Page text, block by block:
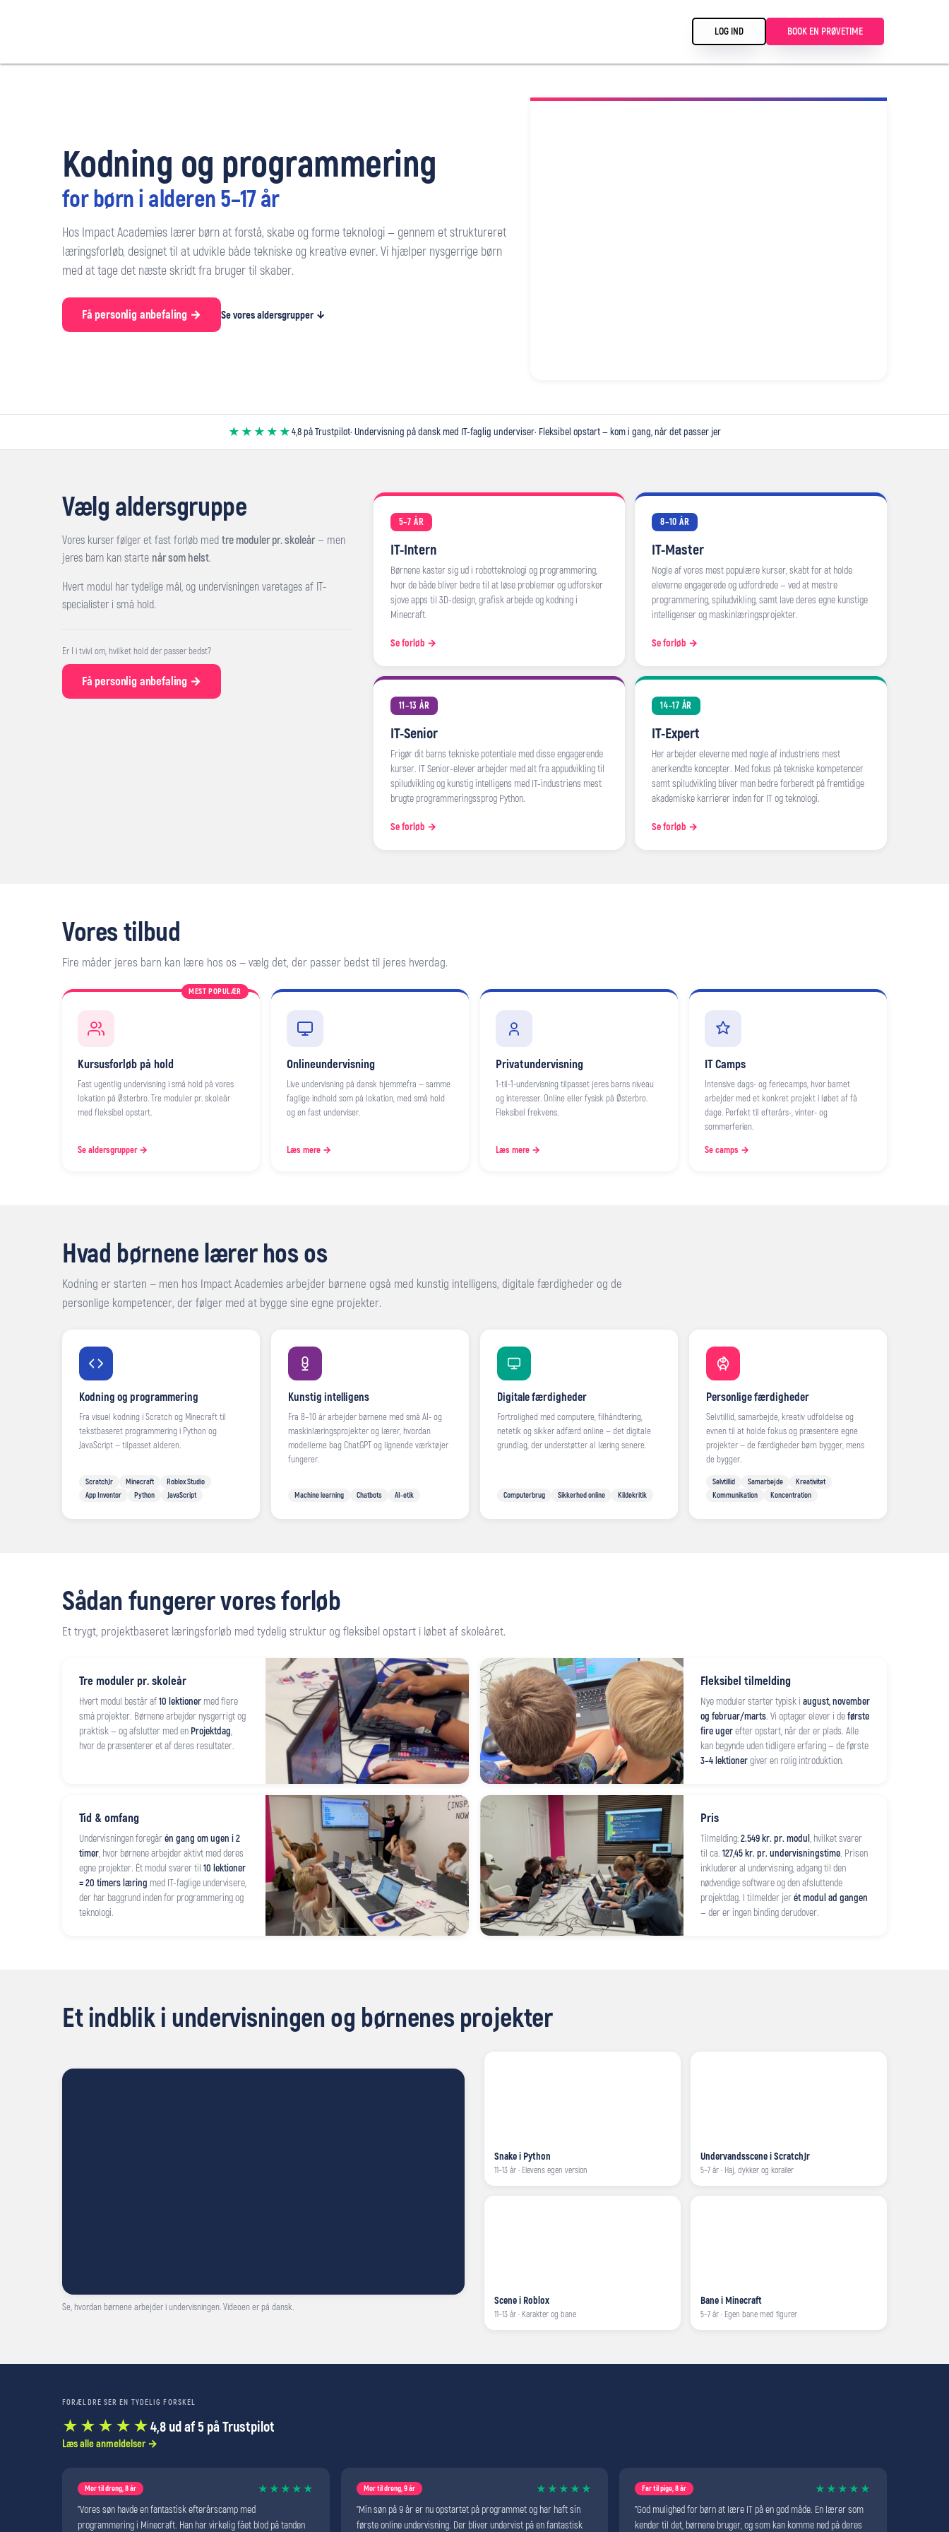
LOG IND BOOK EN PRØVETIME
Kodning og programmering
for børn i alderen 5–17 år
Hos Impact Academies lærer børn at forstå, skabe og forme teknologi — gennem et struktureret
læringsforløb, designet til at udvikle både tekniske og kreative evner. Vi hjælper nysgerrige børn
med at tage det næste skridt fra bruger til skaber.
Få personlig anbefaling → Se vores aldersgrupper ↓
★★★★★4,8 på Trustpilot· Undervisning på dansk med IT-faglig underviser· Fleksibel opstart — kom i gang, når det passer jer
Vælg aldersgruppe
Vores kurser følger et fast forløb med tre moduler pr. skoleår— men
jeres barn kan starte når som helst.
Hvert modul har tydelige mål, og undervisningen varetages af IT-
specialister i små hold.
Er I i tvivl om, hvilket hold der passer bedst?
Få personlig anbefaling →
5–7 ÅR
IT-Intern
Børnene kaster sig ud i robotteknologi og programmering,
hvor de både bliver bedre til at løse problemer og udforsker
sjove apps til 3D-design, grafisk arbejde og kodning i
Minecraft.
Se forløb →
8–10 ÅR
IT-Master
Nogle af vores mest populære kurser, skabt for at holde
eleverne engagerede og udfordrede — ved at mestre
programmering, spiludvikling, samt lave deres egne kunstige
intelligenser og maskinlæringsprojekter.
Se forløb →
11–13 ÅR
IT-Senior
Frigør dit barns tekniske potentiale med disse engagerende
kurser. IT Senior-elever arbejder med alt fra appudvikling til
spiludvikling og kunstig intelligens med IT-industriens mest
brugte programmeringssprog Python.
Se forløb →
14–17 ÅR
IT-Expert
Her arbejder eleverne med nogle af industriens mest
anerkendte koncepter. Med fokus på tekniske kompetencer
samt spiludvikling bliver man bedre forberedt på fremtidige
akademiske karrierer inden for IT og teknologi.
Se forløb →
Vores tilbud
Fire måder jeres barn kan lære hos os — vælg det, der passer bedst til jeres hverdag.
Kursusforløb på hold
Fast ugentlig undervisning i små hold på vores
lokation på Østerbro. Tre moduler pr. skoleår
med fleksibel opstart.
Se aldersgrupper →
Onlineundervisning
Live undervisning på dansk hjemmefra — samme
faglige indhold som på lokation, med små hold
og en fast underviser.
Læs mere →
Privatundervisning
1-til-1-undervisning tilpasset jeres barns niveau
og interesser. Online eller fysisk på Østerbro.
Fleksibel frekvens.
Læs mere →
IT Camps
Intensive dags- og feriecamps, hvor barnet
arbejder med et konkret projekt i løbet af få
dage. Perfekt til efterårs-, vinter- og
sommerferien.
Se camps →
Hvad børnene lærer hos os
Kodning er starten — men hos Impact Academies arbejder børnene også med kunstig intelligens, digitale færdigheder og de
personlige kompetencer, der følger med at bygge sine egne projekter.
Kodning og programmering
Fra visuel kodning i Scratch og Minecraft til
tekstbaseret programmering i Python og
JavaScript — tilpasset alderen.
ScratchJr Minecraft
Roblox Studio
App Inventor
Python JavaScript
Kunstig intelligens
Fra 8–10 år arbejder børnene med små AI- og
maskinlæringsprojekter og lærer, hvordan
modellerne bag ChatGPT og lignende værktøjer
fungerer.
Machine learning Chatbots AI-etik
Digitale færdigheder
Fortrolighed med computere, filhåndtering,
netetik og sikker adfærd online — det digitale
grundlag, der understøtter al læring senere.
Computerbrug Sikkerhed online Kildekritik
Personlige færdigheder
Selvtillid, samarbejde, kreativ udfoldelse og
evnen til at holde fokus og præsentere egne
projekter — de færdigheder børn bygger, mens
de bygger.
Selvtillid Samarbejde
Kreativitet
Kommunikation
Koncentration
Sådan fungerer vores forløb
Et trygt, projektbaseret læringsforløb med tydelig struktur og fleksibel opstart i løbet af skoleåret.
Tre moduler pr. skoleår
Hvert modul består af10 lektioner med flere
små projekter. Børnene arbejder nysgerrigt og
praktisk — og afslutter med en Projektdag,
hvor de præsenterer et af deres resultater.
Fleksibel tilmelding
Nye moduler starter typisk i august, november
og februar/marts. Vi optager elever i deførste
fire ugerefter opstart, når der er plads. Alle
kan begynde uden tidligere erfaring — de første
3–4 lektionergiver en rolig introduktion.
Tid & omfang
Undervisningen foregårén gang om ugen i 2
timer, hvor børnene arbejder aktivt med deres
egne projekter. Ét modul svarer til 10 lektioner
= 20 timers læring med IT-faglige undervisere,
der har baggrund inden for programmering og
teknologi.
Pris
Tilmelding:2.549 kr. pr. modul , hvilket svarer
til ca. 127,45 kr. pr. undervisningstime. Prisen
inkluderer al undervisning, adgang til den
nødvendige software og den afsluttende
projektdag. I tilmelder jerét modul ad gangen
— der er ingen binding derudover.
Et indblik i undervisningen og børnenes projekter
Se, hvordan børnene arbejder i undervisningen. Videoen er på dansk.
Snake i Python
11–13 år · Elevens egen version
Undervandsscene i ScratchJr
5–7 år · Haj, dykker og koraller
Scene i Roblox
11–13 år · Karakter og bane
Bane i Minecraft
5–7 år · Egen bane med figurer
FORÆLDRE SER EN TYDELIG FORSKEL
★★★★★4,8 ud af 5 på Trustpilot
Læs alle anmeldelser →
Mor til dreng, 8 år
★★★★★
"Vores søn havde en fantastisk efterårscamp med
programmering i Minecraft. Han har virkelig fået blod på tanden
Mor til dreng, 9 år
★★★★★
"Min søn på 9 år er nu opstartet på programmet og har haft sin
første online undervisning. Der bliver undervist på en fantastisk
Far til pige, 8 år
★★★★★
"God mulighed for børn at lære IT på en god måde. En lærer som
kender til det, børnene bruger, og som kan komme ned på deres